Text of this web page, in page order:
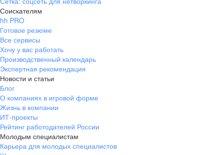
Соискателям
hh PRO
Готовое резюме
Все сервисы
Хочу у вас работать
Производственный календарь
Экспертная рекомендация
Новости и статьи
Блог
О компаниях в игровой форме
Жизнь в компании
ИТ-проекты
Рейтинг работодателей России
Молодым специалистам
Карьера для молодых специалистов